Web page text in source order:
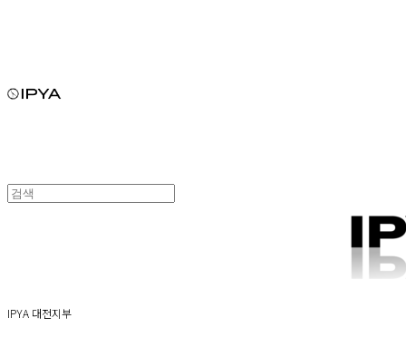
IPYA 대전지부